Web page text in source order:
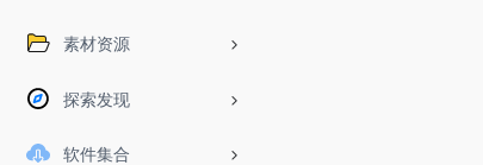
素材资源
探索发现
软件集合